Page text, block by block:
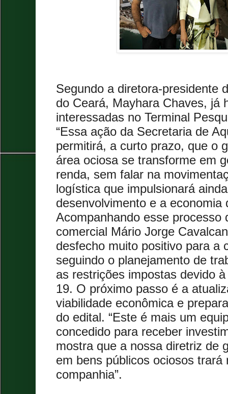
Segundo a diretora-presidente
do Ceará, Mayhara Chaves, já
interessadas no Terminal
“Essa ação da Secretaria de
permitirá, a curto prazo, que o
área ociosa se transforme em
renda, sem falar na
logística que impulsionará
desenvolvimento e a economia
Acompanhando esse processo
comercial Mário Jorge
desfecho muito positivo para a
seguindo o planejamento de
as restrições impostas devido
19. O próximo passo é a
viabilidade econômica e
do edital. “Este é mais um
concedido para receber
mostra que a nossa diretriz de
em bens públicos ociosos trará
companhia”.